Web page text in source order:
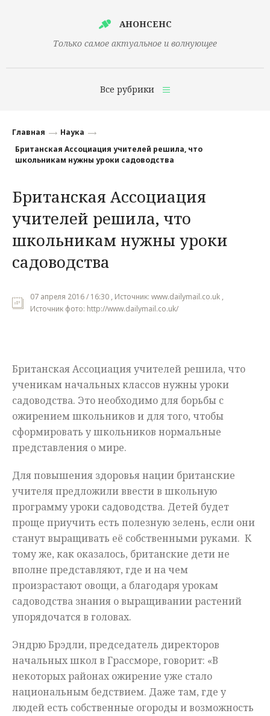
АНОНСЕНС
Только самое актуальное и волнующее
Все рубрики
Финансы
Наука
Культура
Общество
Политика
Происшествия
Главная
Наука
Британская Ассоциация учителей решила, что
школьникам нужны уроки садоводства
Британская Ассоциация
учителей решила, что
школьникам нужны уроки
садоводства
07 апреля 2016 / 16:30 , Источник: www.dailymail.co.uk ,
Источник фото: http://www.dailymail.co.uk/
Британская Ассоциация учителей решила, что
ученикам начальных классов нужны уроки
садоводства. Это необходимо для борьбы с
ожирением школьников и для того, чтобы
сформировать у школьников нормальные
представления о мире.
Для повышения здоровья нации британские
учителя предложили ввести в школьную
программу уроки садоводства. Детей будет
проще приучить есть полезную зелень, если они
станут выращивать её собственными руками. К
тому же, как оказалось, британские дети не
вполне представляют, где и на чем
произрастают овощи, а благодаря урокам
садоводства знания о выращивании растений
упорядочатся в головах.
Эндрю Брэдли, председатель директоров
начальных школ в Грассморе, говорит: «В
некоторых районах ожирение уже стало
национальным бедствием. Даже там, где у
людей есть собственные огороды и возможность